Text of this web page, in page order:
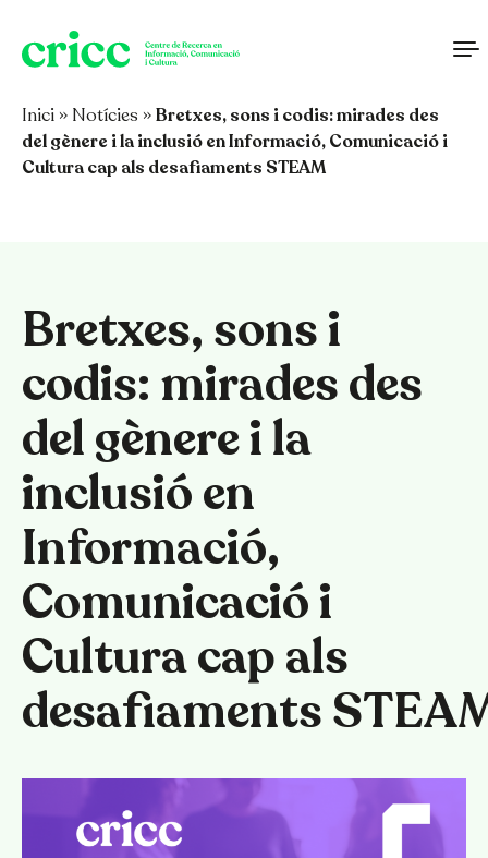
Vés al contingut
Inici » Notícies »Bretxes, sons i codis: mirades des
del gènere i la inclusió en Informació, Comunicació i
Cultura cap als desafiaments STEAM
Bretxes, sons i
codis: mirades des
del gènere i la
inclusió en
Informació,
Comunicació i
Cultura cap als
desafiaments
Català Español English